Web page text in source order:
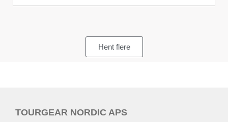
Hent flere
TOURGEAR NORDIC APS